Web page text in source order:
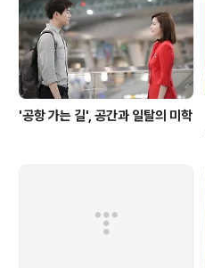
'공항 가는 길', 공간과 일탈의 미학